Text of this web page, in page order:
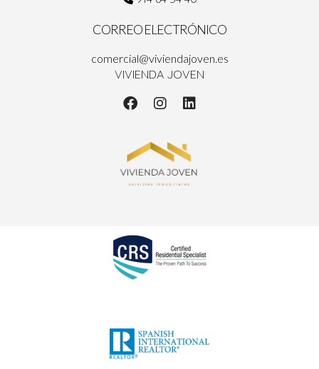
contar una historia que conecte emocionalmente con los
"El éxito en las ventas inmobiliarias no solo se
mide por el precio de venta, sino por la
Reflexiones finales
mercado, preparar adecuadamente tu propiedad, aplicar
estrategias de marketing eficaces y dominar las técnicas de
negociación, puedes transformar una simple transacción en un
te permitirá establecer relaciones significativas y duraderas
en el mundo inmobiliario. La clave está en aprender a navegar
CORREO ELECTRÓNICO
comercial@viviendajoven.es
VIVIENDA JOVEN